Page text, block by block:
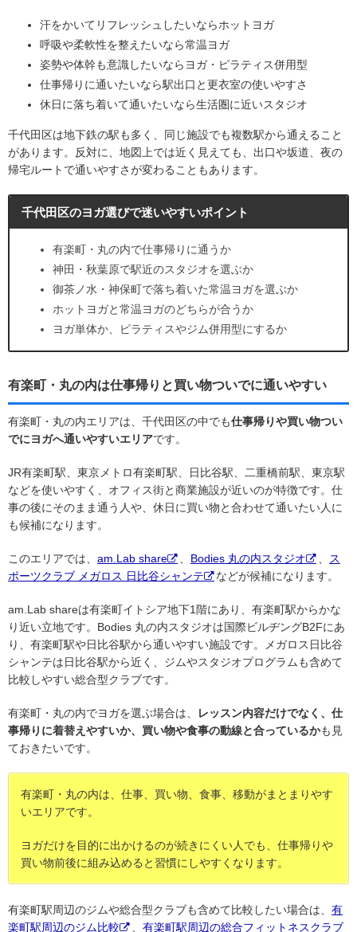
汗をかいてリフレッシュしたいならホットヨガ
呼吸や柔軟性を整えたいなら常温ヨガ
姿勢や体幹も意識したいならヨガ・ピラティス併用型
仕事帰りに通いたいなら駅出口と更衣室の使いやすさ
休日に落ち着いて通いたいなら生活圏に近いスタジオ
千代田区は地下鉄の駅も多く、同じ施設でも複数駅から通えること
があります。反対に、地図上では近く見えても、出口や坂道、夜の
帰宅ルートで通いやすさが変わることもあります。
千代田区のヨガ選びで迷いやすいポイント
有楽町・丸の内で仕事帰りに通うか
神田・秋葉原で駅近のスタジオを選ぶか
御茶ノ水・神保町で落ち着いた常温ヨガを選ぶか
ホットヨガと常温ヨガのどちらが合うか
ヨガ単体か、ピラティスやジム併用型にするか
有楽町・丸の内は仕事帰りと買い物ついでに通いやすい
有楽町・丸の内エリアは、千代田区の中でも仕事帰りや買い物つい
でにヨガへ通いやすいエリアです。
JR有楽町駅、東京メトロ有楽町駅、日比谷駅、二重橋前駅、東京駅
などを使いやすく、オフィス街と商業施設が近いのが特徴です。仕
事の後にそのまま通う人や、休日に買い物と合わせて通いたい人に
も候補になります。
このエリアでは、 am.Lab share Bodies 丸の内スタジオ
ス
ポーツクラブ メガロス 日比谷シャンテ
などが候補になります。
am.Lab shareは有楽町イトシア地下1階にあり、有楽町駅からかな
り近い立地です。Bodies 丸の内スタジオは国際ビルヂングB2Fにあ
り、有楽町駅や日比谷駅から通いやすい施設です。メガロス日比谷
シャンテは日比谷駅から近く、ジムやスタジオプログラムも含めて
比較しやすい総合型クラブです。
有楽町・丸の内でヨガを選ぶ場合は、
レッスン内容だけでなく、仕
事帰りに着替えやすいか、買い物や食事の動線と合っているかも見
ておきたいです。
有楽町・丸の内は、仕事、買い物、食事、移動がまとまりやす
いエリアです。
ヨガだけを目的に出かけるのが続きにくい人でも、仕事帰りや
買い物前後に組み込めると習慣にしやすくなります。
有楽町駅周辺のジムや総合型クラブも含めて比較したい場合は、 有
楽町駅周辺のジム比較
有楽町駅周辺の総合フィットネスクラブ